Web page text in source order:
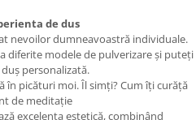
de dus
nevoilor dumneavoastră individuale.
diferite modele de pulverizare și puteți
personalizată.
în picături moi. Îl simți? Cum îți curăță
de meditație
excelența estetică, combinând